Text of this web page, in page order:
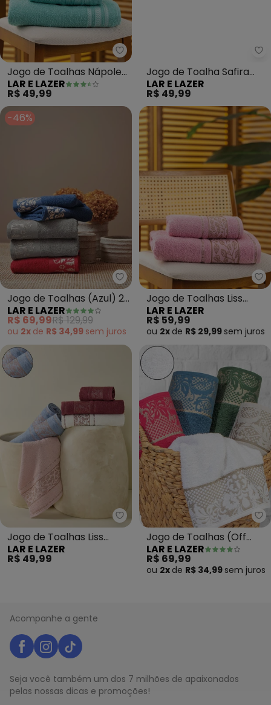
Lar e Lazer - Jogo de Toalhas
Jogo de Toalhas Nápoles
(Verde) 2 Peças
LAR E LAZER
R$ 49,99
Jogo de Toalha Safira
(Pérola) 2 Peças
LAR E LAZER
R$ 49,99
-46%
Lar e Lazer - Jogo de Toalhas
Jogo de Toalhas (Azul) 2
Peças
LAR E LAZER
R$ 69,99R$ 129,99
ou 2x de R$ 34,99 sem juros
Jogo de Toalhas Liss
(Rose)2 Peças
LAR E LAZER
R$ 59,99
ou 2x de R$ 29,99 sem juros
Lar e Lazer - Jogo de Toalhas
Jogo de Toalhas Liss
(Capri) 2 Peças
LAR E LAZER
R$ 49,99
Jogo de Toalhas (Off
White) 2 Peças
LAR E LAZER
R$ 69,99
ou 2x de R$ 34,99 sem juros
Acompanhe a gente
Seja você também um dos 7 milhões de apaixonados
pelas nossas dicas e promoções!